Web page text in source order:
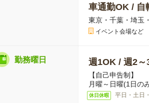
車通勤OK / 自
東京・千葉・埼玉
イベント会場など
勤務曜日 週1OK / 週2～
【自己申告制】
月曜～日曜(1日の
休日休暇 平日・土日